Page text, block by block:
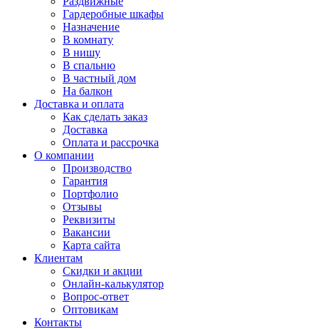
Гардеробные шкафы
Назначение
В комнату
В нишу
В спальню
В частный дом
На балкон
Доставка и оплата
Как сделать заказ
Доставка
Оплата и рассрочка
О компании
Производство
Гарантия
Портфолио
Отзывы
Реквизиты
Вакансии
Карта сайта
Клиентам
Скидки и акции
Онлайн-калькулятор
Вопрос-ответ
Оптовикам
Контакты